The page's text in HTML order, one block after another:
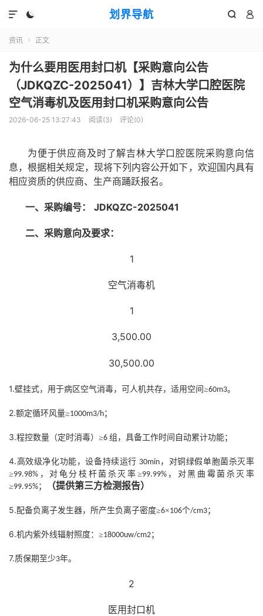
划界导航
  

资讯  正文
为什么要用医用封口机【采购意向公告
（JDKQZC-2025041）】吉林大学口腔医院
空气消毒机及医用封口机采购意向公告
2026-06-25 13:27:43 阅读(3) 评论(0)
为便于供应商及时了解吉林大学口腔医院采购意向信
息，根据相关规定，现将下列内容公开如下，欢迎国内具有
相应资质的供应商、生产商踊跃报名。
一、 采购编号： JDKQZC-2025041
二、 采购意向及要求：
1
空气消毒机
1
3,500.00
30,500.00
1.壁挂式，用于病区空气消毒，可人机共存，适用空间≥60m3。
2.额定循环风量≥1000m3/h；
3.程控数量（定时消毒）≥6 组，具备工作时间自动累计功能；
4. 高效级净化功能，设备持续运行 30min ，对铜绿假单胞菌杀灭率
≥99.98% ，对龟分枝杆菌杀灭率≥99.99%，对黑曲霉菌杀灭率
≥99.95%； （提供第三方检测报告）
5.配备负离子发生器，所产生负离子密度≥6×106个/cm3；
6.机内紫外线辐射照度：≥18000uw/cm2；
7.质保期至少3年。
2
医用封口机